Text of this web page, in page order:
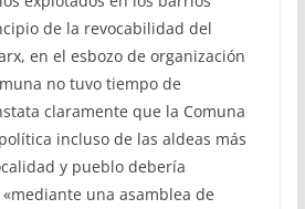
de la revocabilidad del
en el esbozo de organización
no tuvo tiempo de
claramente que la Comuna
incluso de las aldeas más
y pueblo debería
una asamblea de